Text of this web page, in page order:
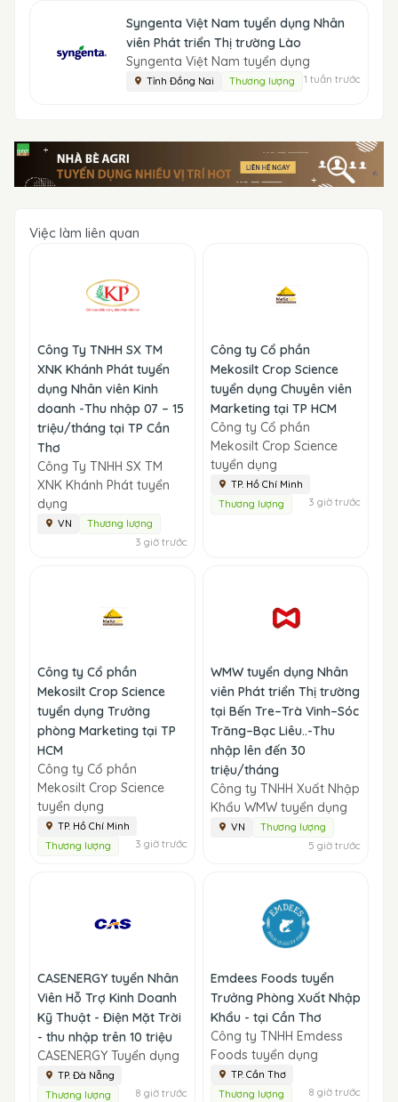
Syngenta Việt Nam tuyển dụng Nhân
viên Phát triển Thị trường Lào
Syngenta Việt Nam tuyển dụng
Tỉnh Đồng Nai Thương lượng 1 tuần trước
Việc làm liên quan
Công Ty TNHH SX TM
XNK Khánh Phát tuyển
dụng Nhân viên Kinh
doanh -Thu nhập 07 – 15
triệu/tháng tại TP Cần
Thơ
Công Ty TNHH SX TM
XNK Khánh Phát tuyển
dụng
VN Thương lượng
3 giờ trước
Công ty Cổ phần
Mekosilt Crop Science
tuyển dụng Chuyên viên
Marketing tại TP HCM
Công ty Cổ phần
Mekosilt Crop Science
tuyển dụng
TP. Hồ Chí Minh
Thương lượng
3 giờ trước
Công ty Cổ phần
Mekosilt Crop Science
tuyển dụng Trưởng
phòng Marketing tại TP
HCM
Công ty Cổ phần
Mekosilt Crop Science
tuyển dụng
TP. Hồ Chí Minh
Thương lượng
3 giờ trước
WMW tuyển dụng Nhân
viên Phát triển Thị trường
tại Bến Tre–Trà Vinh–Sóc
Trăng–Bạc Liêu..-Thu
nhập lên đến 30
triệu/tháng
Công ty TNHH Xuất Nhập
Khẩu WMW tuyển dụng
VN Thương lượng
5 giờ trước
CASENERGY tuyển Nhân
Viên Hỗ Trợ Kinh Doanh
Kỹ Thuật - Điện Mặt Trời
- thu nhập trên 10 triệu
CASENERGY Tuyển dụng
TP. Đà Nẵng
Thương lượng
8 giờ trước
Emdees Foods tuyển
Trưởng Phòng Xuất Nhập
Khẩu - tại Cần Thơ
Công ty TNHH Emdess
Foods tuyển dụng
TP. Cần Thơ
Thương lượng
8 giờ trước